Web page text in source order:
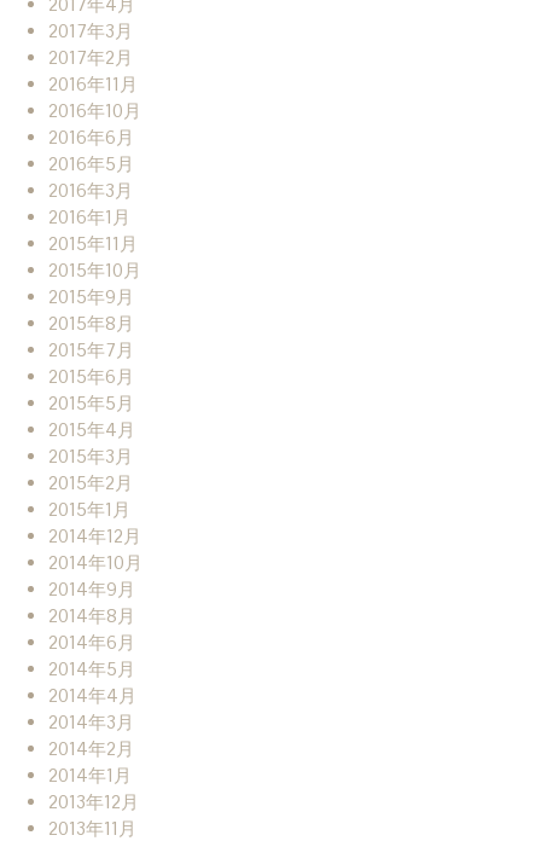
2017年3月
2017年2月
2016年11月
2016年10月
2016年6月
2016年5月
2016年3月
2016年1月
2015年11月
2015年10月
2015年9月
2015年8月
2015年7月
2015年6月
2015年5月
2015年4月
2015年3月
2015年2月
2015年1月
2014年12月
2014年10月
2014年9月
2014年8月
2014年6月
2014年5月
2014年4月
2014年3月
2014年2月
2014年1月
2013年12月
2013年11月